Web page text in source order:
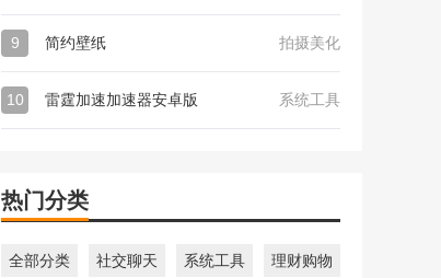
9 简约壁纸 拍摄美化
10 雷霆加速加速器安卓版 系统工具
热门分类
全部分类 社交聊天 系统工具 理财购物